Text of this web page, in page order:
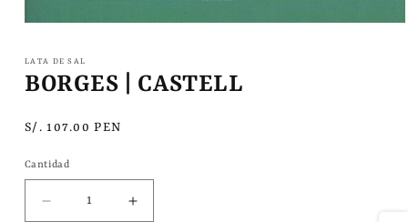
multimedia
1
en
ventana
LATA DE SAL
BORGES | CASTELL
Precio
S/. 107.00 PEN
Cantidad
Aumentar